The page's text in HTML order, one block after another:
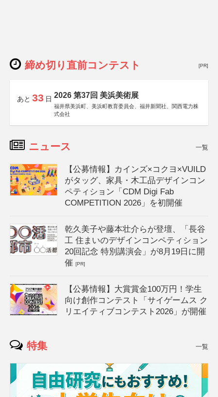
締め切り直前コンテスト [PR]
あと 33 日 2026 第37回 美浜美術展
福井県美浜町、美浜町教育委員会、福井新聞社、関西電力株
式会社
ニュース 一覧
【公募情報】カインズ×コクヨ×VUILD
がタッグ、家具・木工品デザインコン
ペティション「CDM Digi Fab
COMPETITION 2026」を初開催
乾久美子や藤本壮介らが登壇、「長谷
工 住まいのデザインコンペティション
20回記念 特別講演会」が8月19日に開
催[PR]
【公募情報】大賞賞金100万円！学生
向け創作コンテスト「サイゲームス ク
リエイティブコンテスト2026」が開催
特集 一覧